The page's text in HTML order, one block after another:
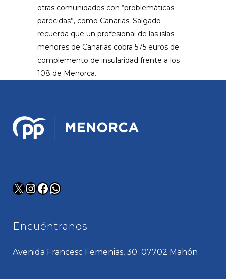
otras comunidades con “problemáticas
parecidas”, como Canarias. Salgado
recuerda que un profesional de las islas
menores de Canarias cobra 575 euros de
complemento de insularidad frente a los
108 de Menorca.
X Instagram
Facebook
WhatsApp
Encuéntranos
Avenida Francesc Femenias, 30 07702 Mahón